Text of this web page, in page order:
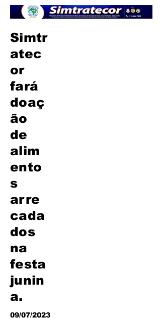
Simtr
atec
or
fará
doaç
ão
de
alim
ento
s
arre
cada
dos
na
festa
junin
a.
09/07/2023